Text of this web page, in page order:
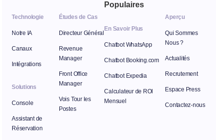
Technologie
Notre IA
Canaux
Intégrations
Solutions
Console
Assistant de
Réservation
Études de Cas
Directeur Général
Revenue
Manager
Front Office
Manager
Vois Tour les
Postes
Aperçu
Qui Sommes
Nous ?
Actualités
Recrutement
Espace Press
Contactez-nous
Populaires
En Savoir Plus
Chatbot WhatsApp
Chatbot Booking.com
Chatbot Expedia
Calculateur de ROI
Mensuel